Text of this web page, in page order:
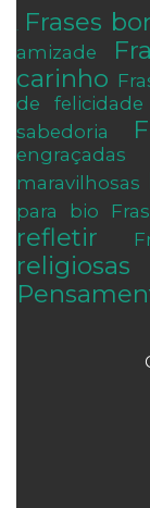
Frases
amizade
carinho
de felicidade
sabedoria
engraçadas
maravilhosas
para bio
refletir
religiosas